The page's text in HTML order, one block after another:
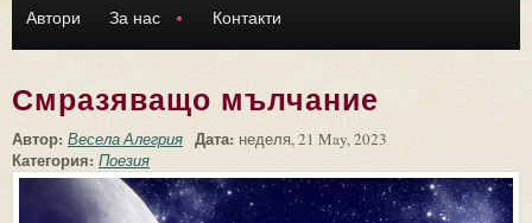
Автори За нас Контакти
Смразяващо мълчание
Автор: Весела Алегрия Дата: неделя, 21 May, 2023
Категория: Поезия